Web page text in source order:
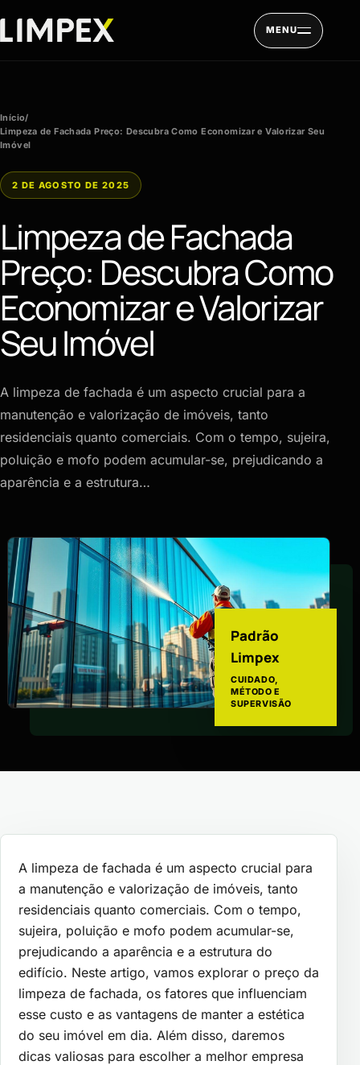
MENU
Início/
Limpeza de Fachada Preço: Descubra Como Economizar e Valorizar Seu
Imóvel
2 DE AGOSTO DE 2025
Limpeza de Fachada
Preço: Descubra Como
Economizar e Valorizar
Seu Imóvel
A limpeza de fachada é um aspecto crucial para a
manutenção e valorização de imóveis, tanto
residenciais quanto comerciais. Com o tempo, sujeira,
poluição e mofo podem acumular-se, prejudicando a
aparência e a estrutura…
Padrão
Limpex
CUIDADO,
MÉTODO E
SUPERVISÃO
A limpeza de fachada é um aspecto crucial para
a manutenção e valorização de imóveis, tanto
residenciais quanto comerciais. Com o tempo,
sujeira, poluição e mofo podem acumular-se,
prejudicando a aparência e a estrutura do
edifício. Neste artigo, vamos explorar o preço da
limpeza de fachada, os fatores que influenciam
esse custo e as vantagens de manter a estética
do seu imóvel em dia. Além disso, daremos
dicas valiosas para escolher a melhor empresa